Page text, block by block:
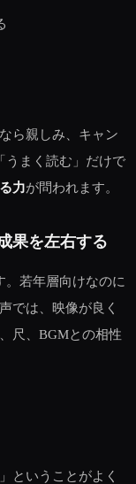
ら親しみ、キャン
うまく読む」だけで
力が問われます。
果を左右する
若年層向けなのに
では、映像が良く
尺、BGMとの相性
ということがよく